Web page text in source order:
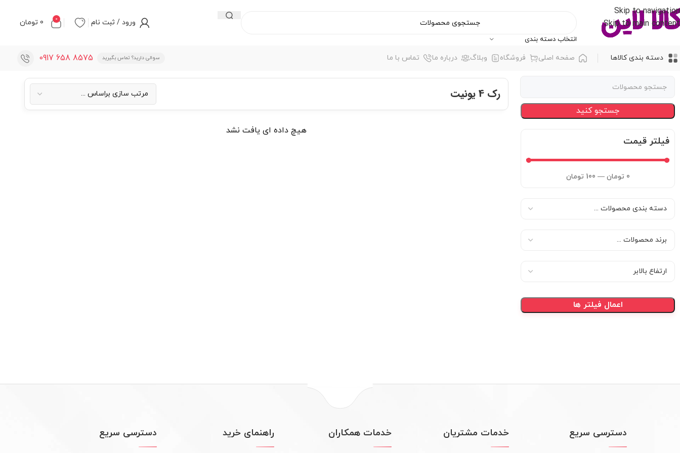
Skip to navigation
Skip to main content
انتخاب دسته بندی
ورود / ثبت نام 0
0 تومان
دسته بندی کالاها صفحه اصلی فروشگاه وبلاگ درباره ما تماس با ما سوالی دارید؟ تماس بگیرید 8575 658 0917
جستجو کنید
فیلتر قیمت
0 تومان —
100 تومان
اعمال فیلتر ها
رک 4 یونیت
هیچ داده ای یافت نشد
دسترسی سریع خدمات مشتریان خدمات همکاران راهنمای خرید دسترسی سریع